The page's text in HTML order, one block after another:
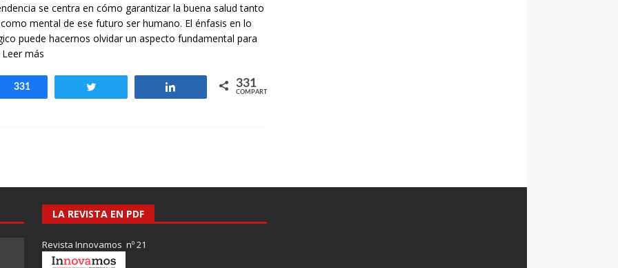
se centra en cómo garantizar la buena salud tanto
mental de ese futuro ser humano. El énfasis en lo
puede hacernos olvidar un aspecto fundamental para
más
Compartir
331 Compartir 331
COMPARTIR
LA REVISTA EN PDF
Revista Innovamos nº 21